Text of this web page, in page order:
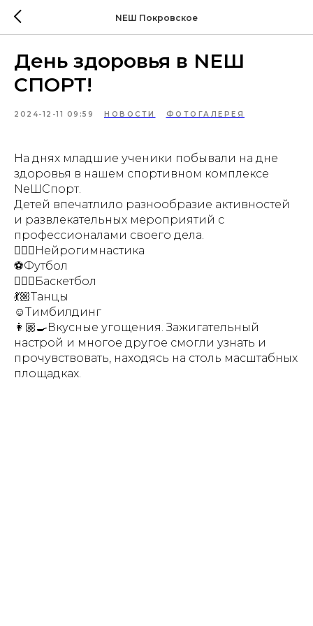
NEШ Покровское
День здоровья в NEШ
СПОРТ!
2024-12-11 09:59 НОВОСТИ ФОТОГАЛЕРЕЯ
На днях младшие ученики побывали на дне
здоровья в нашем спортивном комплексе
NeШСпорт.
Детей впечатлило разнообразие активностей
и развлекательных мероприятий с
профессионалами своего дела.
🤸🏼‍♀️Нейрогимнастика
⚽️Футбол
⛹🏼‍♀️Баскетбол
💃🏼Танцы
☺️Тимбилдинг
👩🏼‍🍳Вкусные угощения. Зажигательный
настрой и многое другое смогли узнать и
прочувствовать, находясь на столь масштабных
площадках.